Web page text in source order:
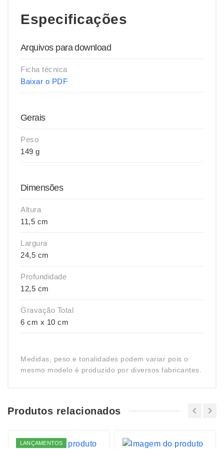
Especificações
Arquivos para download
Ficha técnica
Baixar o PDF
Gerais
Peso
149 g
Dimensões
Altura
11,5 cm
Largura
24,5 cm
Profundidade
12,5 cm
Gravação Total
6 cm x 10 cm
Medidas, peso e tonalidades podem variar pois o
mesmo modelo é produzido por diversos fabricantes.
Produtos relacionados
LANÇAMENTOS